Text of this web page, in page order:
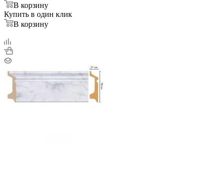
В корзину
Купить в один клик
В корзину